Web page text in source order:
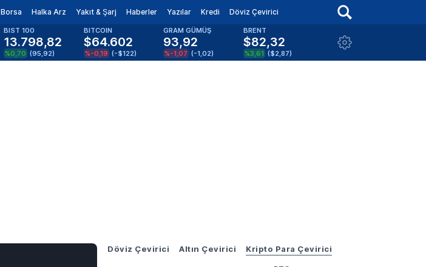
Borsa Halka Arz Yakıt & Şarj Haberler Yazılar Kredi Döviz Çevirici
BIST 100
13.798,82
%0,70 (95,92)
BITCOIN
$64.602
%-0,19 (-$122)
GRAM GÜMÜŞ
93,92
%-1,07 (-1,02)
BRENT
$82,32
%3,61 ($2,87)
Döviz Çevirici Altın Çevirici Kripto Para Çevirici